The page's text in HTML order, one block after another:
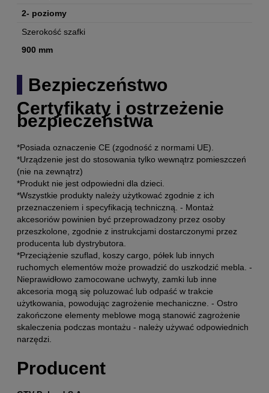
2- poziomy
Szerokość szafki
900 mm
Bezpieczeństwo
Certyfikaty i ostrzeżenie
bezpieczeństwa
*Posiada oznaczenie CE (zgodność z normami UE).
*Urządzenie jest do stosowania tylko wewnątrz pomieszczeń
(nie na zewnątrz)
*Produkt nie jest odpowiedni dla dzieci.
*Wszystkie produkty należy użytkować zgodnie z ich
przeznaczeniem i specyfikacją techniczną. - Montaż
akcesoriów powinien być przeprowadzony przez osoby
przeszkolone, zgodnie z instrukcjami dostarczonymi przez
producenta lub dystrybutora.
*Przeciążenie szuflad, koszy cargo, półek lub innych
ruchomych elementów może prowadzić do uszkodzić mebla. -
Nieprawidłowo zamocowane uchwyty, zamki lub inne
akcesoria mogą się poluzować lub odpaść w trakcie
użytkowania, powodując zagrożenie mechaniczne. - Ostro
zakończone elementy meblowe mogą stanowić zagrożenie
skaleczenia podczas montażu - należy używać odpowiednich
narzędzi.
Producent